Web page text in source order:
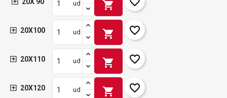
20X 90 ud shopping_cart
20X100 ud shopping_cart favorite_border
20X110 ud shopping_cart favorite_border
20X120 ud shopping_cart favorite_border